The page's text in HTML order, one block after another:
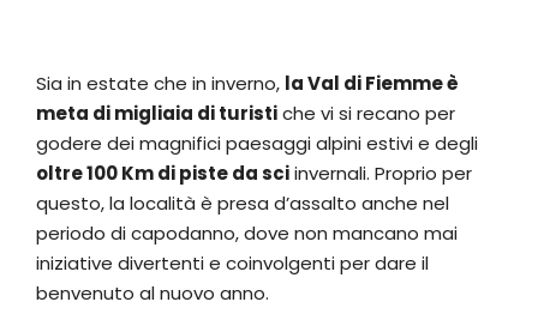
Sia in estate che in inverno, la Val di Fiemme è
meta di migliaia di turistiche vi si recano per
godere dei magnifici paesaggi alpini estivi e degli
oltre 100 Km di piste da sciinvernali. Proprio per
questo, la località è presa d’assalto anche nel
periodo di capodanno, dove non mancano mai
iniziative divertenti e coinvolgenti per dare il
benvenuto al nuovo anno.